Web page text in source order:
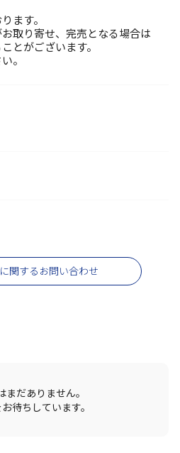
ます。
取り寄せ、完売となる場合は
とがございます。
。
関するお問い合わせ
まだありません。
待ちしています。